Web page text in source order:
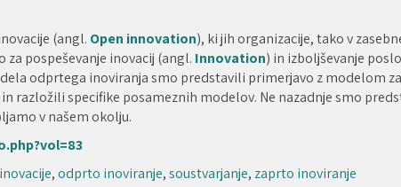
(angl. Open innovation), ki jih organizacije, tako v
pospeševanje inovacij (angl. Innovation) in izboljševanje
odprtega inoviranja smo predstavili primerjavo z modelom
in razložili specifike posameznih modelov. Ne nazadnje smo
v našem okolju.
inovacije,odprto inoviranje,soustvarjanje, zaprto inoviranje